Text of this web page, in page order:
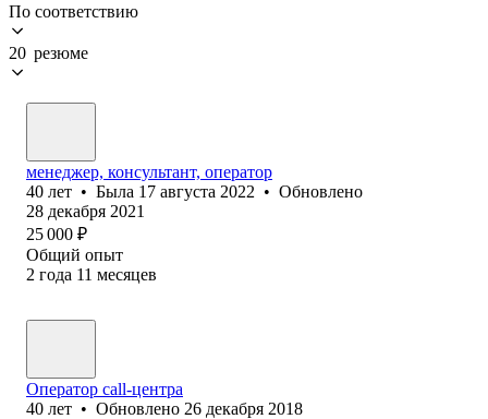
По соответствию
20 резюме
менеджер, консультант, оператор
40 лет • Была 17 августа 2022 • Обновлено
28 декабря 2021
25 000 ₽
Общий опыт
2 года 11 месяцев
Оператор call-центра
40 лет • Обновлено 26 декабря 2018